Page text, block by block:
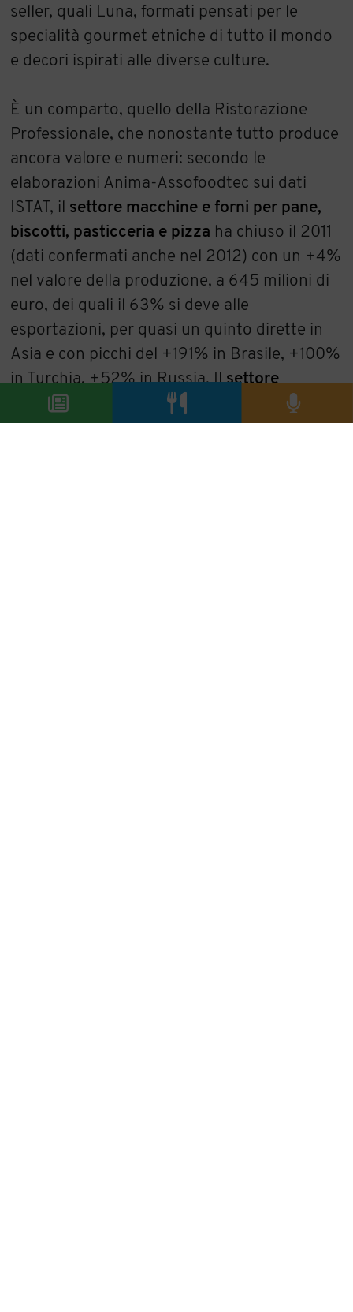
seller, quali Luna, formati pensati per le
specialità gourmet etniche di tutto il mondo
e decori ispirati alle diverse culture.
È un comparto, quello della Ristorazione
Professionale, che nonostante tutto produce
ancora valore e numeri: secondo le
elaborazioni Anima-Assofoodtec sui dati
ISTAT, il settore macchine e forni per pane,
biscotti, pasticceria e pizza ha chiuso il 2011
(dati confermati anche nel 2012) con un +4%
nel valore della produzione, a 645 milioni di
euro, dei quali il 63% si deve alle
esportazioni, per quasi un quinto dirette in
Asia e con picchi del +191% in Brasile, +100%
in Turchia, +52% in Russia. Ilsettore
attrezzature frigorifereper il commercio non
è da meno, con 925 milioni di euro grazie a